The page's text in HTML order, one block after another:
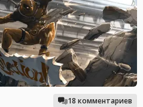
18 комментариев